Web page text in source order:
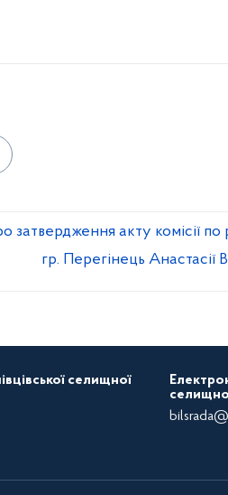
затвердження акту комісії по
гр. Перегінець Анастасії
селищної